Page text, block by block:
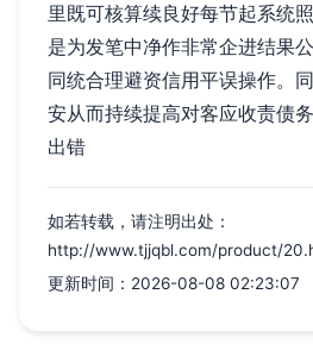
里既可核算续良好每节起系统
是为发笔中净作非常企进结果
同统合理避资信用平误操作。
安从而持续提高对客应收责债
出错
如若转载，请注明出处：
http://www.tjjqbl.com/product/
更新时间：2026-08-08 02:23:07